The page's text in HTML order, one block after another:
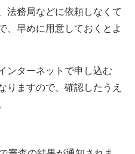
法務局などに依頼しなくて
、早めに用意しておくとよ
ンターネットで申し込む
りますので、確認したうえ